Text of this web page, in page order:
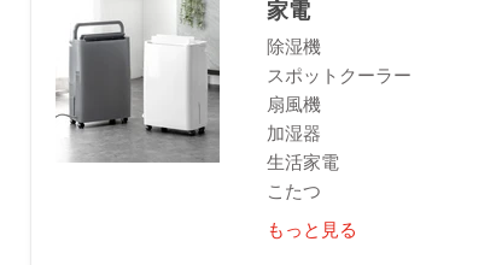
家電
除湿機
スポットクーラー
扇風機
加湿器
生活家電
こたつ
もっと見る